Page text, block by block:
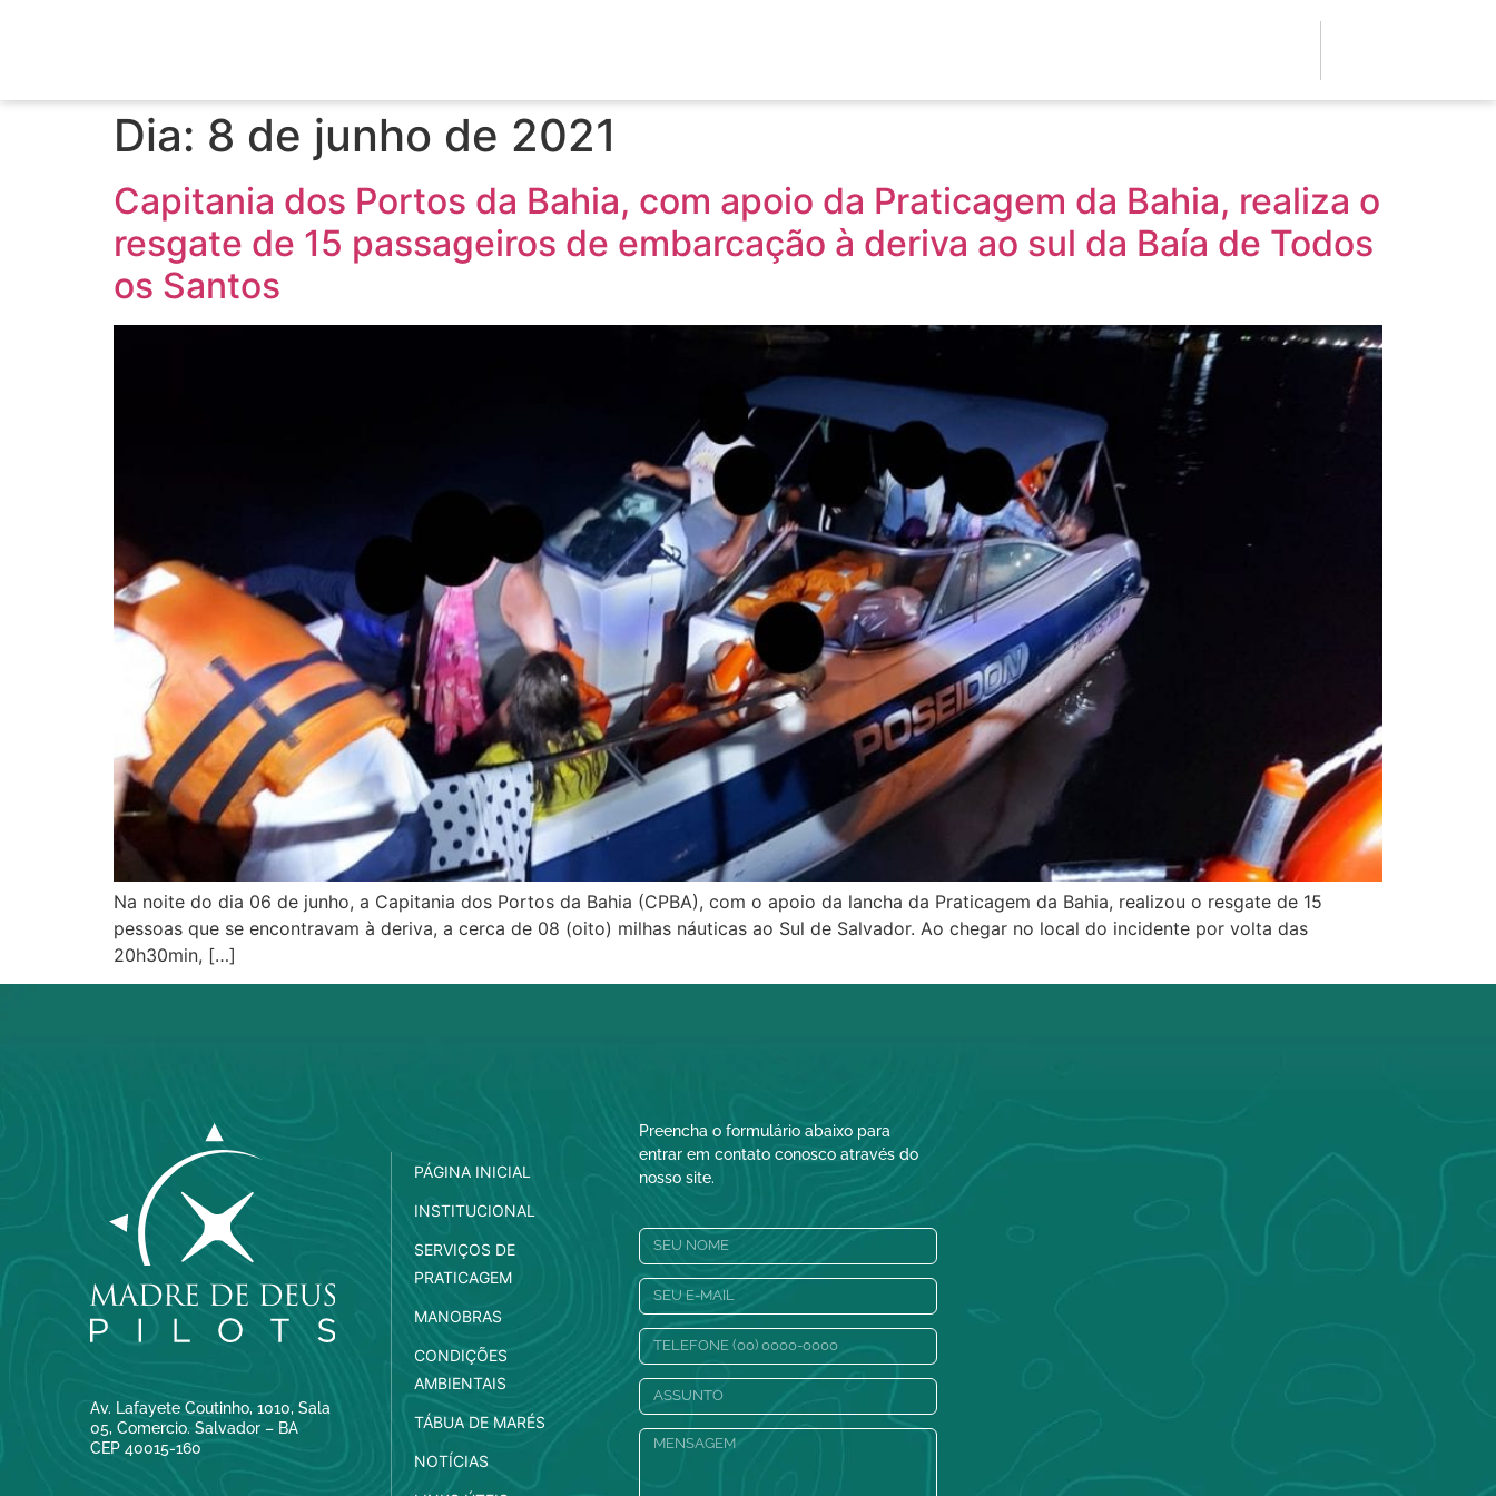
Dia: 8 de junho de 2021
Capitania dos Portos da Bahia, com apoio da Praticagem da Bahia, realiza o
resgate de 15 passageiros de embarcação à deriva ao sul da Baía de Todos
os Santos
Na noite do dia 06 de junho, a Capitania dos Portos da Bahia (CPBA), com o apoio da lancha da Praticagem da Bahia, realizou o resgate de 15
pessoas que se encontravam à deriva, a cerca de 08 (oito) milhas náuticas ao Sul de Salvador. Ao chegar no local do incidente por volta das
20h30min, […]
Av. Lafayete Coutinho, 1010, Sala
05, Comercio. Salvador – BA
CEP 40015-160
PÁGINA INICIAL
INSTITUCIONAL
SERVIÇOS DE
PRATICAGEM
MANOBRAS
CONDIÇÕES
AMBIENTAIS
TÁBUA DE MARÉS
NOTÍCIAS
Preencha o formulário abaixo para
entrar em contato conosco através do
nosso site.